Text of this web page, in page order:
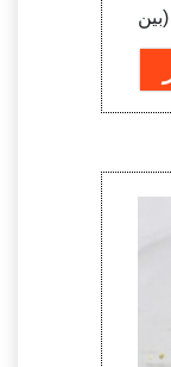
(بين